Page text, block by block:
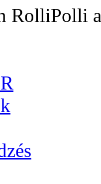
RolliPolli